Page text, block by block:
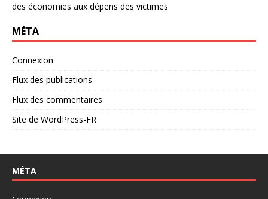
des économies aux dépens des victimes
MÉTA
Connexion
Flux des publications
Flux des commentaires
Site de WordPress-FR
MÉTA